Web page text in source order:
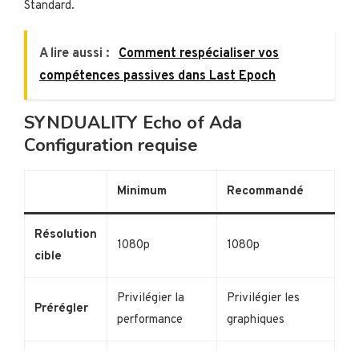
Standard.
A lire aussi : Comment respécialiser vos
compétences passives dans Last Epoch
SYNDUALITY Echo of Ada
Configuration requise
Minimum Recommandé
Résolution
cible
1080p 1080p
Prérégler
Privilégier la
performance
Privilégier les
graphiques